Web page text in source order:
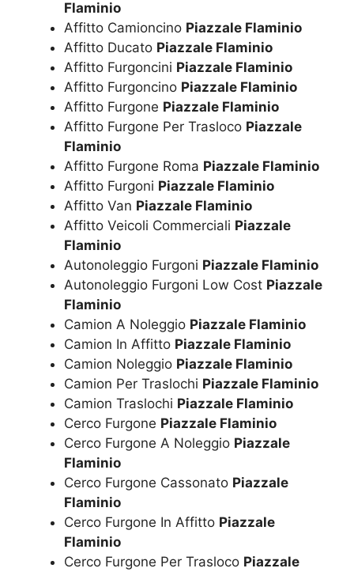
Flaminio
Affitto Camioncino Piazzale Flaminio
Affitto Ducato Piazzale Flaminio
Affitto Furgoncini Piazzale Flaminio
Affitto Furgoncino Piazzale Flaminio
Affitto Furgone Piazzale Flaminio
Affitto Furgone Per Trasloco Piazzale
Flaminio
Affitto Furgone Roma Piazzale Flaminio
Affitto Furgoni Piazzale Flaminio
Affitto Van Piazzale Flaminio
Affitto Veicoli Commerciali Piazzale
Flaminio
Autonoleggio Furgoni Piazzale Flaminio
Autonoleggio Furgoni Low Cost Piazzale
Flaminio
Camion A Noleggio Piazzale Flaminio
Camion In Affitto Piazzale Flaminio
Camion Noleggio Piazzale Flaminio
Camion Per Traslochi Piazzale Flaminio
Camion Traslochi Piazzale Flaminio
Cerco Furgone Piazzale Flaminio
Cerco Furgone A Noleggio Piazzale
Flaminio
Cerco Furgone Cassonato Piazzale
Flaminio
Cerco Furgone In Affitto Piazzale
Flaminio
Cerco Furgone Per Trasloco Piazzale